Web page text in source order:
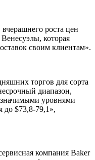
роста цен
которая
своим клиентам».
торгов для сорта
диапазон,
уровнями
до $73,8-79,1»,
компания Baker